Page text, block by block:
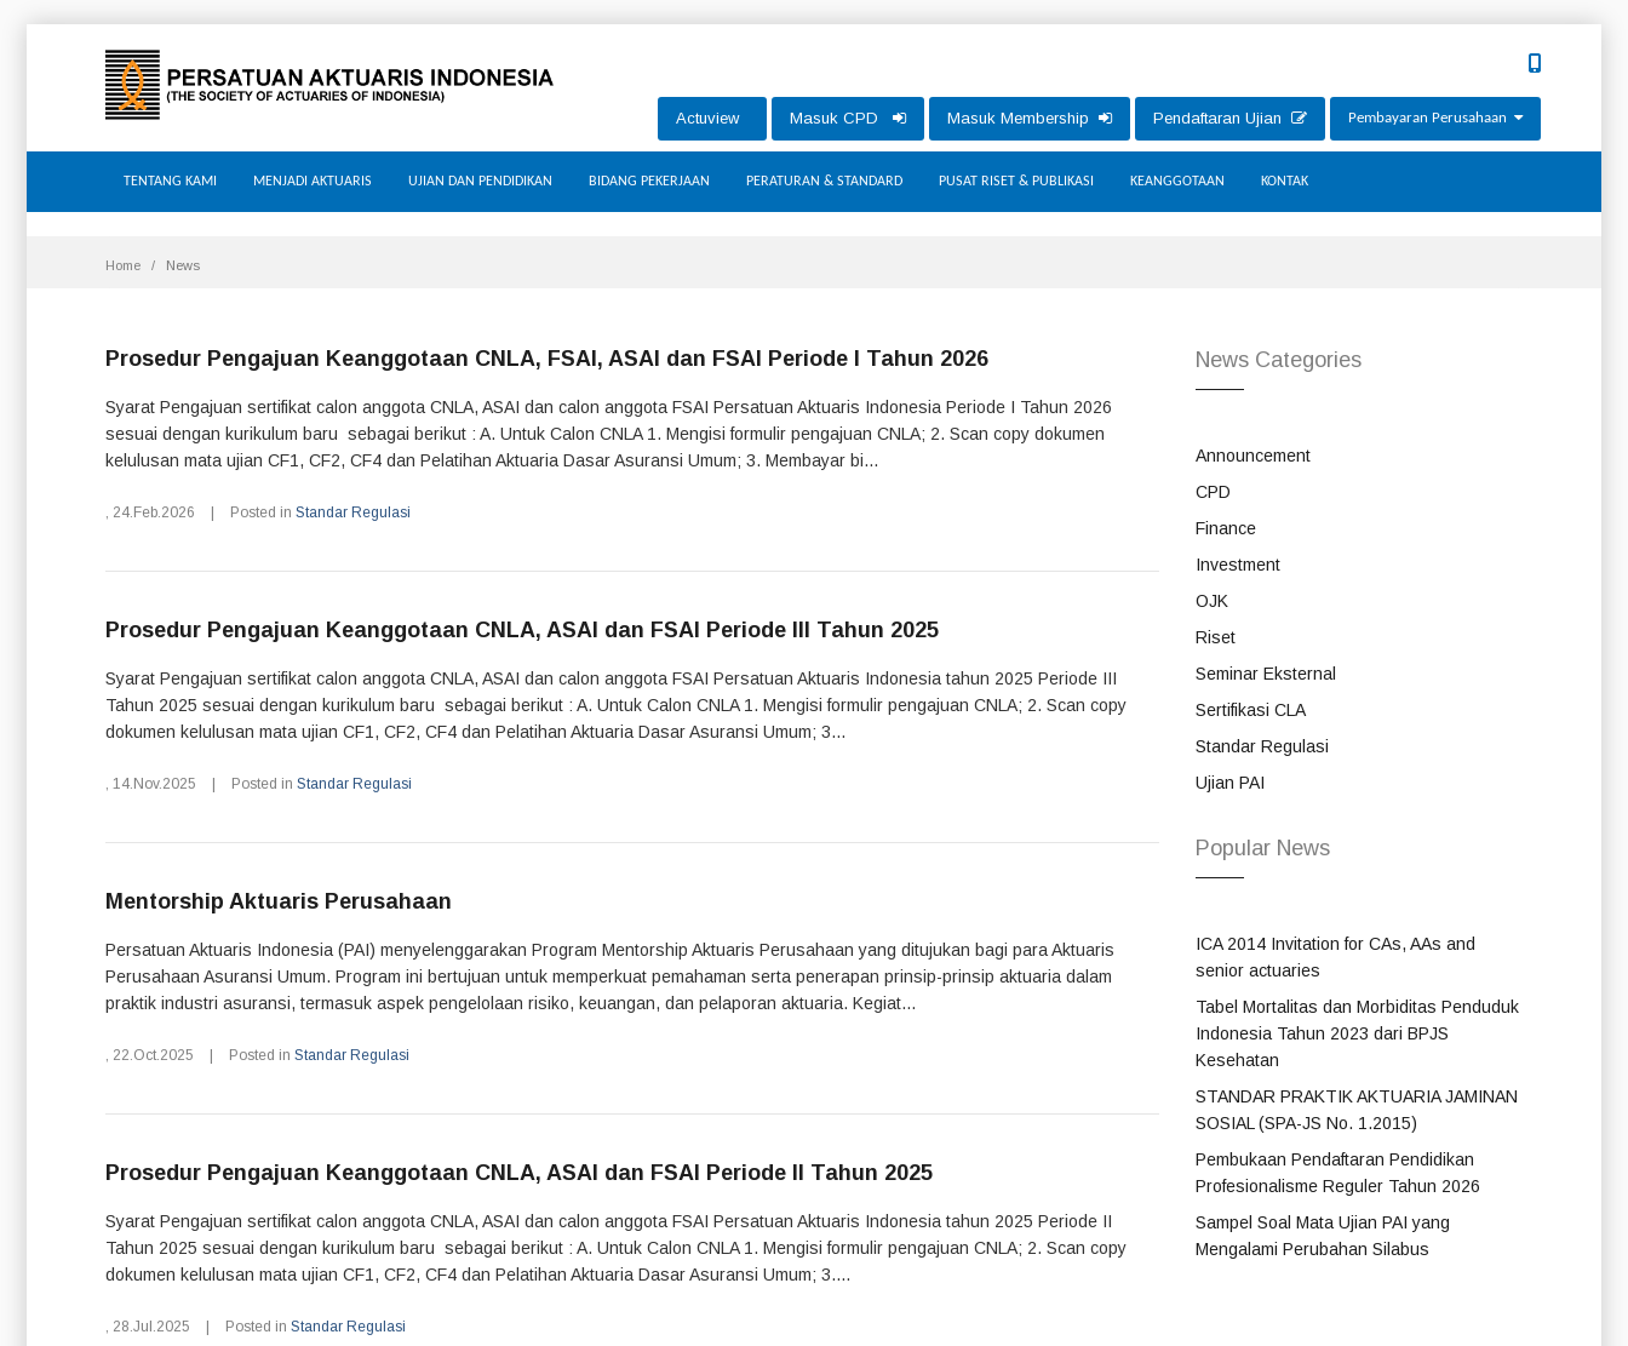
Actuview Masuk CPD Masuk Membership Pendaftaran Ujian Pembayaran Perusahaan
TENTANG KAMI MENJADI AKTUARIS UJIAN DAN PENDIDIKAN BIDANG PEKERJAAN PERATURAN & STANDARD PUSAT RISET & PUBLIKASI KEANGGOTAAN KONTAK
Home News
Prosedur Pengajuan Keanggotaan CNLA, FSAI, ASAI dan FSAI Periode I Tahun 2026
Syarat Pengajuan sertifikat calon anggota CNLA, ASAI dan calon anggota FSAI Persatuan Aktuaris Indonesia Periode I Tahun 2026
sesuai dengan kurikulum baru sebagai berikut : A. Untuk Calon CNLA 1. Mengisi formulir pengajuan CNLA; 2. Scan copy dokumen
kelulusan mata ujian CF1, CF2, CF4 dan Pelatihan Aktuaria Dasar Asuransi Umum; 3. Membayar bi...
, 24.Feb.2026 Posted in Standar Regulasi
Prosedur Pengajuan Keanggotaan CNLA, ASAI dan FSAI Periode III Tahun 2025
Syarat Pengajuan sertifikat calon anggota CNLA, ASAI dan calon anggota FSAI Persatuan Aktuaris Indonesia tahun 2025 Periode III
Tahun 2025 sesuai dengan kurikulum baru sebagai berikut : A. Untuk Calon CNLA 1. Mengisi formulir pengajuan CNLA; 2. Scan copy
dokumen kelulusan mata ujian CF1, CF2, CF4 dan Pelatihan Aktuaria Dasar Asuransi Umum; 3...
, 14.Nov.2025 Posted in Standar Regulasi
Mentorship Aktuaris Perusahaan
Persatuan Aktuaris Indonesia (PAI) menyelenggarakan Program Mentorship Aktuaris Perusahaan yang ditujukan bagi para Aktuaris
Perusahaan Asuransi Umum. Program ini bertujuan untuk memperkuat pemahaman serta penerapan prinsip-prinsip aktuaria dalam
praktik industri asuransi, termasuk aspek pengelolaan risiko, keuangan, dan pelaporan aktuaria. Kegiat...
, 22.Oct.2025 Posted in Standar Regulasi
Prosedur Pengajuan Keanggotaan CNLA, ASAI dan FSAI Periode II Tahun 2025
Syarat Pengajuan sertifikat calon anggota CNLA, ASAI dan calon anggota FSAI Persatuan Aktuaris Indonesia tahun 2025 Periode II
Tahun 2025 sesuai dengan kurikulum baru sebagai berikut : A. Untuk Calon CNLA 1. Mengisi formulir pengajuan CNLA; 2. Scan copy
dokumen kelulusan mata ujian CF1, CF2, CF4 dan Pelatihan Aktuaria Dasar Asuransi Umum; 3....
, 28.Jul.2025 Posted in Standar Regulasi
News Categories
Announcement
CPD
Finance
Investment
OJK
Riset
Seminar Eksternal
Sertifikasi CLA
Standar Regulasi
Ujian PAI
Popular News
ICA 2014 Invitation for CAs, AAs and
senior actuaries
Tabel Mortalitas dan Morbiditas Penduduk
Indonesia Tahun 2023 dari BPJS
Kesehatan
STANDAR PRAKTIK AKTUARIA JAMINAN
SOSIAL (SPA-JS No. 1.2015)
Pembukaan Pendaftaran Pendidikan
Profesionalisme Reguler Tahun 2026
Sampel Soal Mata Ujian PAI yang
Mengalami Perubahan Silabus